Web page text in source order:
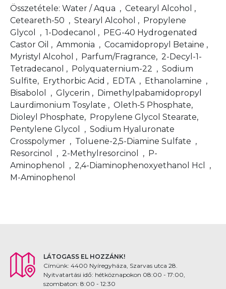
Összetétele: Water / Aqua , Cetearyl Alcohol ,
Ceteareth-50 , Stearyl Alcohol , Propylene
Glycol , 1-Dodecanol , PEG-40 Hydrogenated
Castor Oil , Ammonia , Cocamidopropyl Betaine ,
Myristyl Alcohol , Parfum/Fragrance, 2-Decyl-1-
Tetradecanol , Polyquaternium-22 , Sodium
Sulfite, Erythorbic Acid , EDTA , Ethanolamine ,
Bisabolol , Glycerin , Dimethylpabamidopropyl
Laurdimonium Tosylate , Oleth-5 Phosphate,
Dioleyl Phosphate, Propylene Glycol Stearate,
Pentylene Glycol , Sodium Hyaluronate
Crosspolymer , Toluene-2,5-Diamine Sulfate ,
Resorcinol , 2-Methylresorcinol , P-
Aminophenol , 2,4-Diaminophenoxyethanol Hcl ,
M-Aminophenol
LÁTOGASS EL HOZZÁNK!
Címünk: 4400 Nyíregyháza, Szarvas utca 28.
Nyitvatartási idő: hétköznapokon 08:00 - 17:00,
szombaton: 8:00 - 12:30